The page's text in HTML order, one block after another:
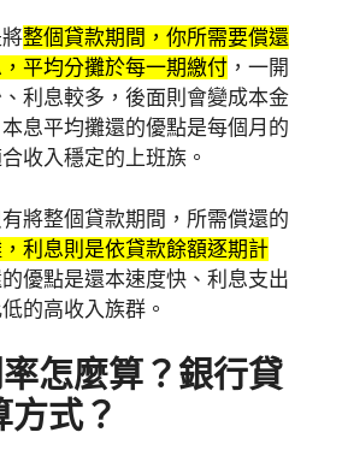
整個貸款期間，你所需要償還
平均分攤於每一期繳付 ，一開
利息較多，後面則會變成本金
息平均攤還的優點是每個月的
收入穩定的上班族。
將整個貸款期間，所需償還的
利息則是依貸款餘額逐期計
優點是還本速度快、利息支出
的高收入族群。
怎麼算？銀行貸
式？